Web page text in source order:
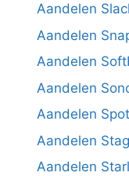
Aandelen
Aandelen
Aandelen
Aandelen
Aandelen
Aandelen
Aandelen